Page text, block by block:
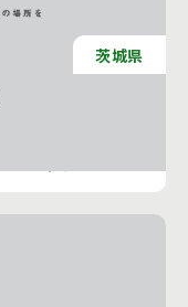
茨城県